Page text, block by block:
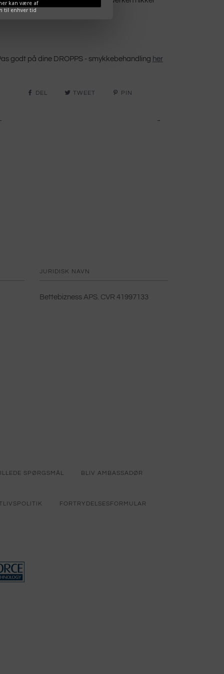
eller bly.
godt på dine DROPPS - smykkebehandling her
DEL TWEET PIN
→
JURIDISK NAVN
Bettebizness APS. CVR 41997133
SPØRGSMÅL BLIV AMBASSADØR
FORTRYDELSESFORMULAR
kan være af
til enhver tid